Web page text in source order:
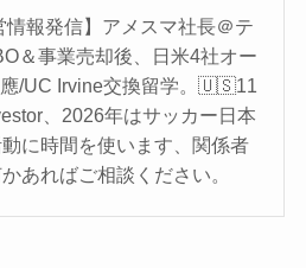
報発信】アメスマ社長＠テ
＆事業売却後、日米4社オー
/UC Irvine交換留学。🇺🇸11
、2026年はサッカー日本
に時間を使います、関係者
あればご相談ください。